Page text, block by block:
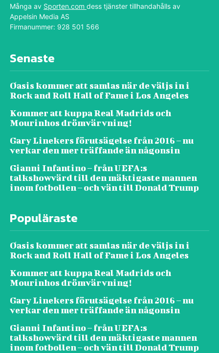
Många av Sporten.com dess tjänster tillhandahålls av
Appelsin Media AS
Firmanummer: 928 501 566
Senaste
Oasis kommer att samlas när de väljs in i
Rock and Roll Hall of Fame i Los Angeles
Kommer att kuppa Real Madrids och
Mourinhos drömvärvning!
Gary Linekers förutsägelse från 2016 – nu
verkar den mer träffande än någonsin
Gianni Infantino – från UEFA:s
talkshowvärd till den mäktigaste mannen
inom fotbollen – och vän till Donald Trump
Populäraste
Oasis kommer att samlas när de väljs in i
Rock and Roll Hall of Fame i Los Angeles
Kommer att kuppa Real Madrids och
Mourinhos drömvärvning!
Gary Linekers förutsägelse från 2016 – nu
verkar den mer träffande än någonsin
Gianni Infantino – från UEFA:s
talkshowvärd till den mäktigaste mannen
inom fotbollen – och vän till Donald Trump